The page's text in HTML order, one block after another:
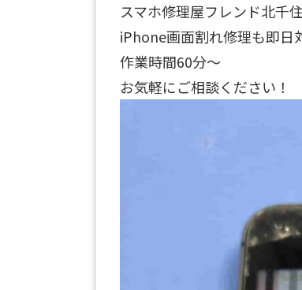
スマホ修理屋フレンド北千
iPhone画面割れ修理も即日
作業時間60分～
お気軽にご相談ください！